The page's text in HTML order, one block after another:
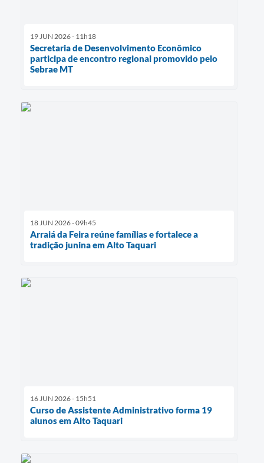
19 JUN 2026 - 11h18
Secretaria de Desenvolvimento Econômico
participa de encontro regional promovido pelo
Sebrae MT
18 JUN 2026 - 09h45
Arraiá da Feira reúne famílias e fortalece a
tradição junina em Alto Taquari
16 JUN 2026 - 15h51
Curso de Assistente Administrativo forma 19
alunos em Alto Taquari